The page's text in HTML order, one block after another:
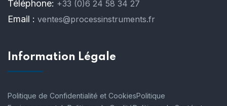
Téléphone: +33 (0)6 24 58 34 27
Email : ventes@processinstruments.fr
Information Légale
Politique de Confidentialité et CookiesPolitique